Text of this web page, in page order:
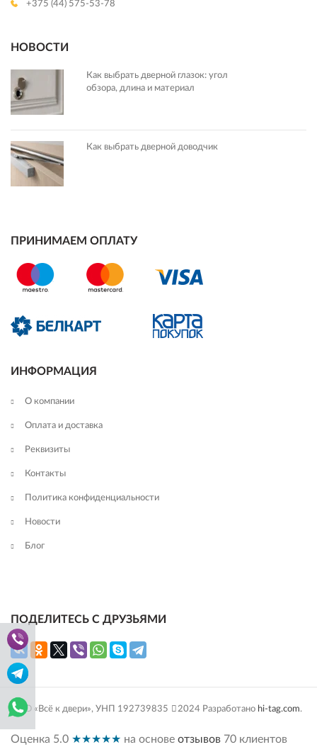
+375 (44) 575-53-78
НОВОСТИ
Как выбрать дверной глазок: угол
обзора, длина и материал
Как выбрать дверной доводчик
ПРИНИМАЕМ ОПЛАТУ
ИНФОРМАЦИЯ
О компании
Оплата и доставка
Реквизиты
Контакты
Политика конфиденциальности
Новости
Блог
ПОДЕЛИТЕСЬ С ДРУЗЬЯМИ
ООО «Всё к двери», УНП 192739835 2024 Разработано hi-tag.com.
Оценка 5.0 ★★★★★ на основе отзывов 70 клиентов